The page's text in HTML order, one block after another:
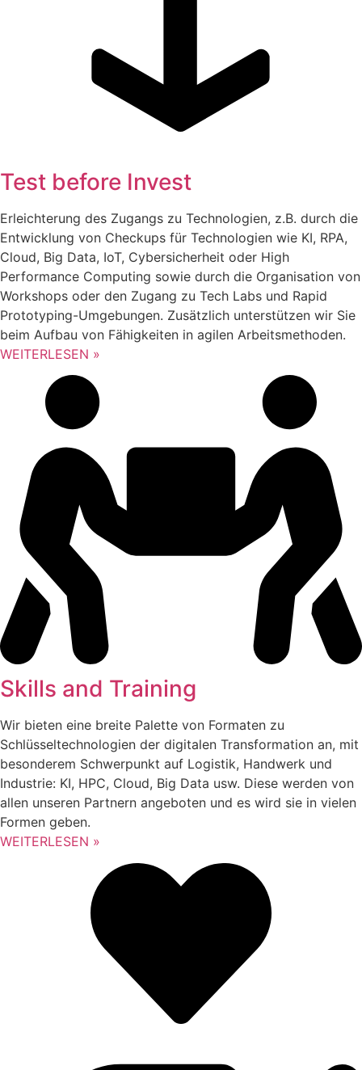
Test before Invest
Erleichterung des Zugangs zu Technologien, z.B. durch die
Entwicklung von Checkups für Technologien wie KI, RPA,
Cloud, Big Data, IoT, Cybersicherheit oder High
Performance Computing sowie durch die Organisation von
Workshops oder den Zugang zu Tech Labs und Rapid
Prototyping-Umgebungen. Zusätzlich unterstützen wir Sie
beim Aufbau von Fähigkeiten in agilen Arbeitsmethoden.
WEITERLESEN »
Skills and Training
Wir bieten eine breite Palette von Formaten zu
Schlüsseltechnologien der digitalen Transformation an, mit
besonderem Schwerpunkt auf Logistik, Handwerk und
Industrie: KI, HPC, Cloud, Big Data usw. Diese werden von
allen unseren Partnern angeboten und es wird sie in vielen
Formen geben.
WEITERLESEN »